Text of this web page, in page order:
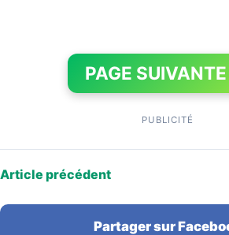
PAGE SUIVANTE
PUBLICITÉ
Article précédent
Partager sur